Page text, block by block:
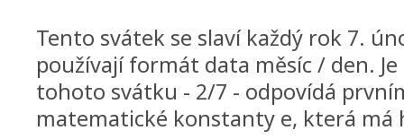
Tento svátek se slaví každý rok 7.
používají formát data měsíc / den.
tohoto svátku - 2/7 - odpovídá
matematické konstanty e, která